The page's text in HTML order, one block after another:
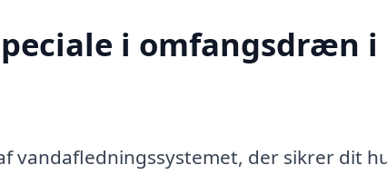
i omfangsdræn i
vandafledningssystemet, der sikrer dit